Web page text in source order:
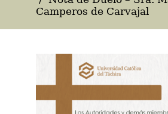
Camperos de Carvajal